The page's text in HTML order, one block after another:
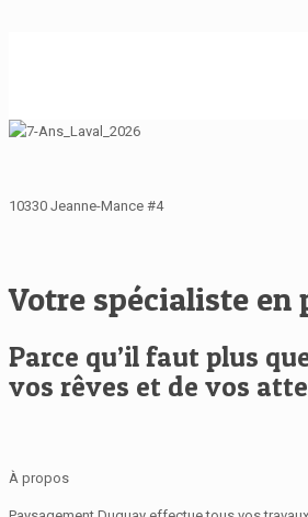
10330 Jeanne-Mance #4
Votre spécialiste
Parce qu’il faut plus
vos rêves et de vos
À propos